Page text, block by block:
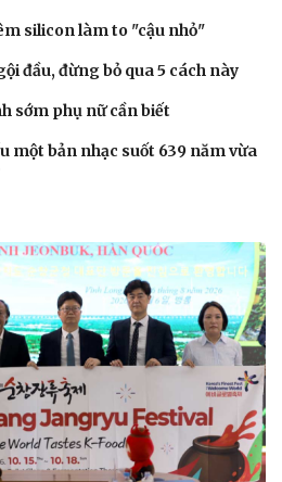
silicon làm to "cậu nhỏ"
đầu, đừng bỏ qua 5 cách này
sớm phụ nữ cần biết
một bản nhạc suốt 639 năm vừa